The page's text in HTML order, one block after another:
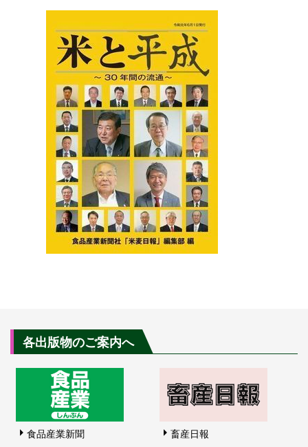
各出版物のご案内へ
食品産業新聞 畜産日報